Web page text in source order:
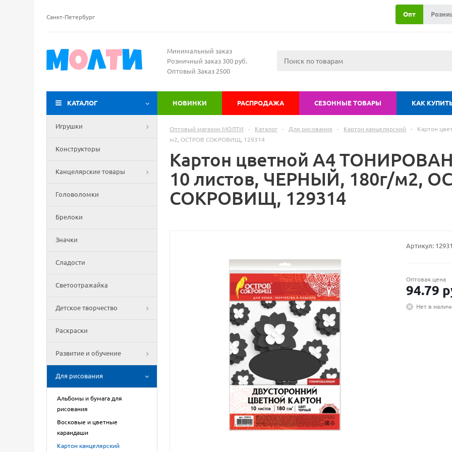
Санкт-Петербург Опт
Минимальный заказ
Розничный заказ 300 руб.
Оптовый Заказ 2500
КАТАЛОГ НОВИНКИ РАСПРОДАЖА СЕЗОННЫЕ ТОВАРЫ КАК
Игрушки
Конструкторы
Канцелярские товары
Головоломки
Брелоки
Значки
Сладости
Светоотражайка
Детское творчество
Раскраски
Развитие и обучение
Для рисования
Альбомы и бумага для
рисования
Восковые и цветные
карандаши
Картон канцелярский
Оптовый магазин МОЛТИ - Каталог - Для рисования - Картон канцелярский -
Картон
м2, ОСТРОВ СОКРОВИЩ, 129314
Картон цветной А4
10 листов, ЧЕРНЫЙ, 180г/м2,
СОКРОВИЩ, 129314
Артикул:
Оптовая цена
94.79
Нет в